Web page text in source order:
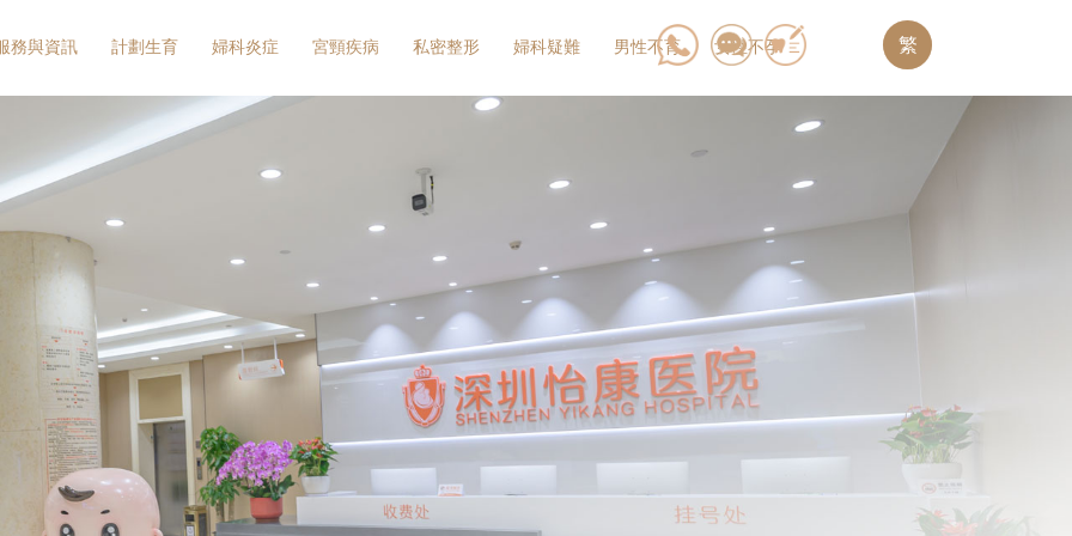
務與資訊 計劃生育 婦科炎症 宮頸疾病 私密整形 婦科疑難 男性不育 女性不孕 繁